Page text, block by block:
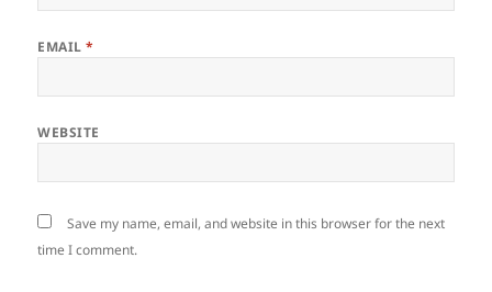
EMAIL*
WEBSITE
Save my name, email, and website in this browser for the next
time I comment.